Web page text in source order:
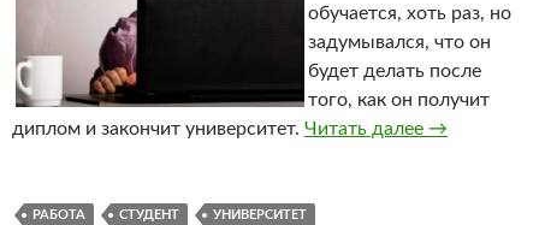
обучается, хоть раз, но
задумывался, что он
будет делать после
того, как он получит
диплом и закончит университет. Читать далее →
РАБОТА СТУДЕНТ УНИВЕРСИТЕТ